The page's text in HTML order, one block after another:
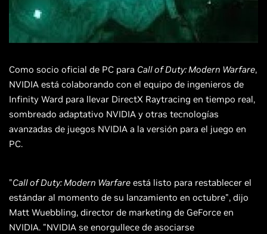
Como socio oficial de PC para Call of Duty: Modern Warfare,
NVIDIA está colaborando con el equipo de ingenieros de
Infinity Ward para llevar DirectX Raytracing en tiempo real,
sombreado adaptativo NVIDIA y otras tecnologías
avanzadas de juegos NVIDIA a la versión para el juego en
PC.
"Call of Duty: Modern Warfare está listo para restablecer el
estándar al momento de su lanzamiento en octubre", dijo
Matt Wuebbling, director de marketing de GeForce en
NVIDIA. "NVIDIA se enorgullece de asociarse